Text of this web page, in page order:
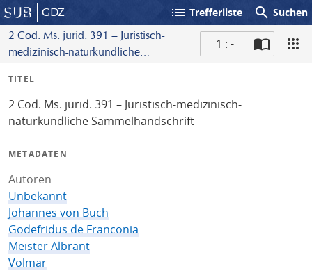
GDZ list Trefferliste search Suchen
2 Cod. Ms. jurid. 391 – Juristisch-
medizinisch-naturkundliche
1 : -
I
f
o
TITEL
2 Cod. Ms. jurid. 391 – Juristisch-medizinisch-
naturkundliche Sammelhandschrift
METADATEN
Autoren
Unbekannt
Johannes von Buch
Godefridus de Franconia
Meister Albrant
Volmar